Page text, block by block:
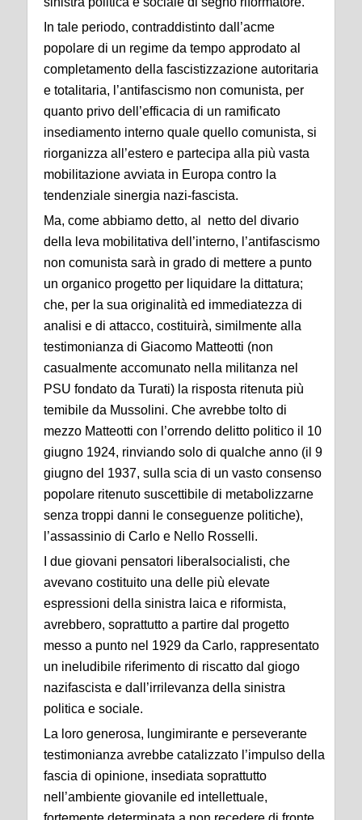
In tale periodo, contraddistinto dall’acme
popolare di un regime da tempo approdato al
completamento della fascistizzazione autoritaria
e totalitaria, l’antifascismo non comunista, per
quanto privo dell’efficacia di un ramificato
insediamento interno quale quello comunista, si
riorganizza all’estero e partecipa alla più vasta
mobilitazione avviata in Europa contro la
tendenziale sinergia nazi-fascista.
Ma, come abbiamo detto, al netto del divario
della leva mobilitativa dell’interno, l’antifascismo
non comunista sarà in grado di mettere a punto
un organico progetto per liquidare la dittatura;
che, per la sua originalità ed immediatezza di
analisi e di attacco, costituirà, similmente alla
testimonianza di Giacomo Matteotti (non
casualmente accomunato nella militanza nel
PSU fondato da Turati) la risposta ritenuta più
temibile da Mussolini. Che avrebbe tolto di
mezzo Matteotti con l’orrendo delitto politico il 10
giugno 1924, rinviando solo di qualche anno (il 9
giugno del 1937, sulla scia di un vasto consenso
popolare ritenuto suscettibile di metabolizzarne
senza troppi danni le conseguenze politiche),
l’assassinio di Carlo e Nello Rosselli.
I due giovani pensatori liberalsocialisti, che
avevano costituito una delle più elevate
espressioni della sinistra laica e riformista,
avrebbero, soprattutto a partire dal progetto
messo a punto nel 1929 da Carlo, rappresentato
un ineludibile riferimento di riscatto dal giogo
nazifascista e dall’irrilevanza della sinistra
politica e sociale.
La loro generosa, lungimirante e perseverante
testimonianza avrebbe catalizzato l’impulso della
fascia di opinione, insediata soprattutto
nell’ambiente giovanile ed intellettuale,